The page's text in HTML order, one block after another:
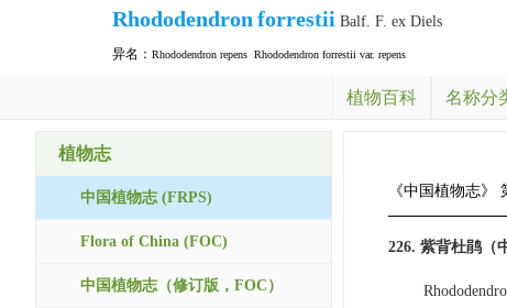
Rhododendron forrestii Balf. F. ex Diels
异名： Rhododendron repens Rhododendron forrestii var. repens
植物百科 名称分
植物志
中国植物志 (FRPS)
Flora of China (FOC)
中国植物志（修订版，FOC）
《中国植物志》
226. 紫背杜鹃（